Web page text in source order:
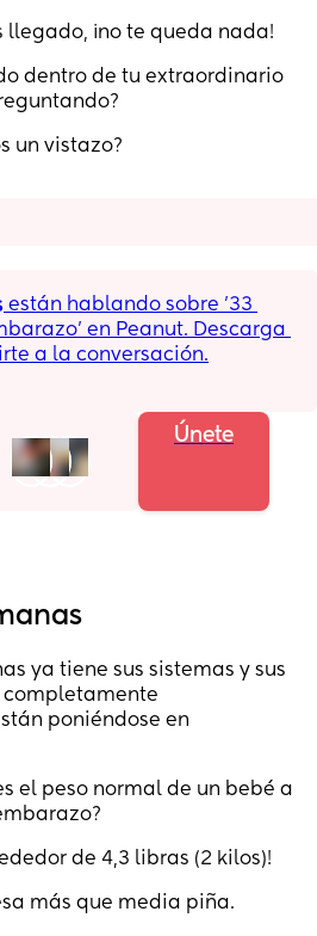
llegado, ¡no te queda nada!
dentro de tu extraordinario
un vistazo?
en Peanut. Descarga
a la conversación.
Únete
ya tiene sus sistemas y sus
poniéndose en
el peso normal de un bebé a
de 4,3 libras (2 kilos)!
más que media piña.